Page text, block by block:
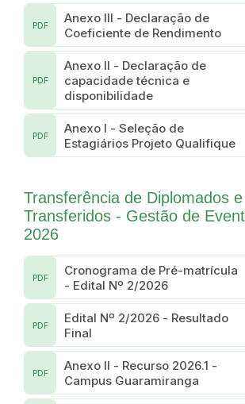
Anexo III - Declaração de
Coeficiente de Rendimento
PDF
Anexo II - Declaração de
capacidade técnica e
disponibilidade
PDF
Anexo I - Seleção de
Estagiários Projeto Qualifique
PDF
Transferência de Diplomados e
Transferidos - Gestão de
2026
Cronograma de Pré-matrícula
- Edital Nº 2/2026
PDF
Edital Nº 2/2026 - Resultado
Final
PDF
Anexo II - Recurso 2026.1 -
Campus Guaramiranga
PDF